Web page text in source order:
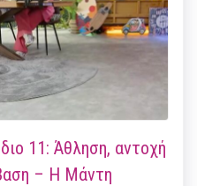
11: Άθληση, αντοχή
– Η Μάντη